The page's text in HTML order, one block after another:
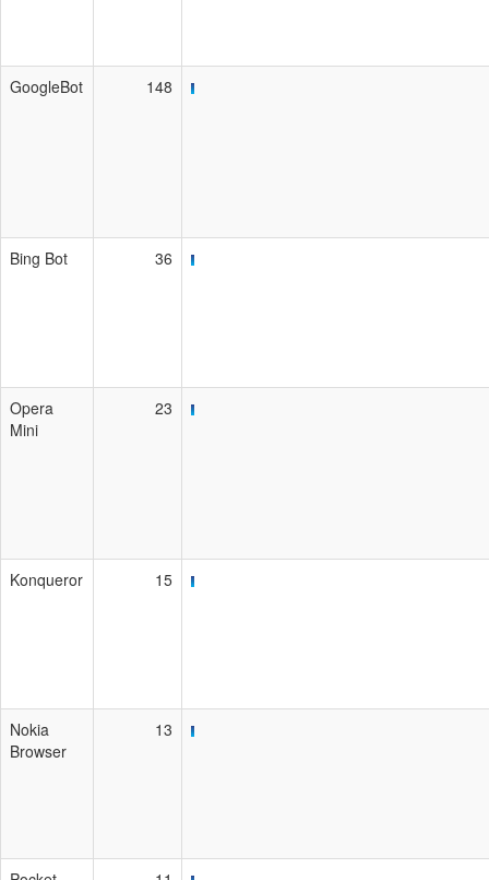
GoogleBot 148
Bing Bot 36
Opera
Mini
23
Konqueror 15
Nokia
Browser
13